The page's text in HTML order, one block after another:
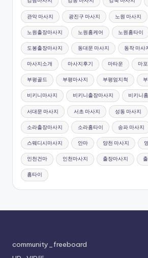
관악 마사지 광진구 마사지 노원 마사지
노원출장마사지 노원홈케어 노원홈타이
도봉출장마사지 동대문 마사지 동작 마사
마사지소개 마사지후기 마타운 마
부평골드 부평마사지 부평엄지척
비키니마사지 비키니출장마사지 비키니
서대문 마사지 서초 마사지 성동 마사지
소라출장마사지 소라홈타이 송파 마사지
스웨디시마사지 안마 양천 마사지
인천건마 인천마사지 출장마사지
홈타이
community_freeboard